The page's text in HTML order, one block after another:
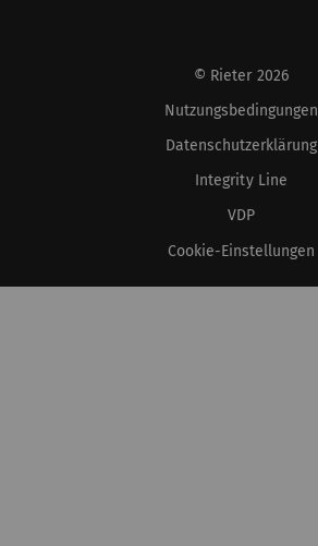
© Rieter 2026
Nutzungsbedingungen
Datenschutzerklärung
Integrity Line
VDP
Cookie-Einstellungen